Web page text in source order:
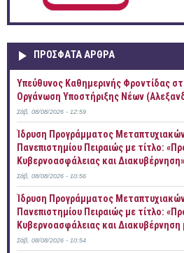
ΠΡOΣΦΑΤΑ AΡΘΡΑ
Yπεύθυνος Καθημερινής Φροντίδας
Οργάνωση Υποστήριξης Νέων
Σάβ, 08/08/2026 - 12:59
Ίδρυση Προγράμματος
Πανεπιστημίου Πειραιώς με τίτλο:
Κυβερνοασφάλειας και Διακυβέρνηση»
Σάβ, 08/08/2026 - 10:56
Ίδρυση Προγράμματος
Πανεπιστημίου Πειραιώς με τίτλο:
Κυβερνοασφάλειας και
Σάβ, 08/08/2026 - 10:54